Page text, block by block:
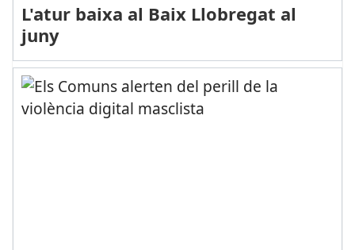
L'atur baixa al Baix Llobregat al
juny